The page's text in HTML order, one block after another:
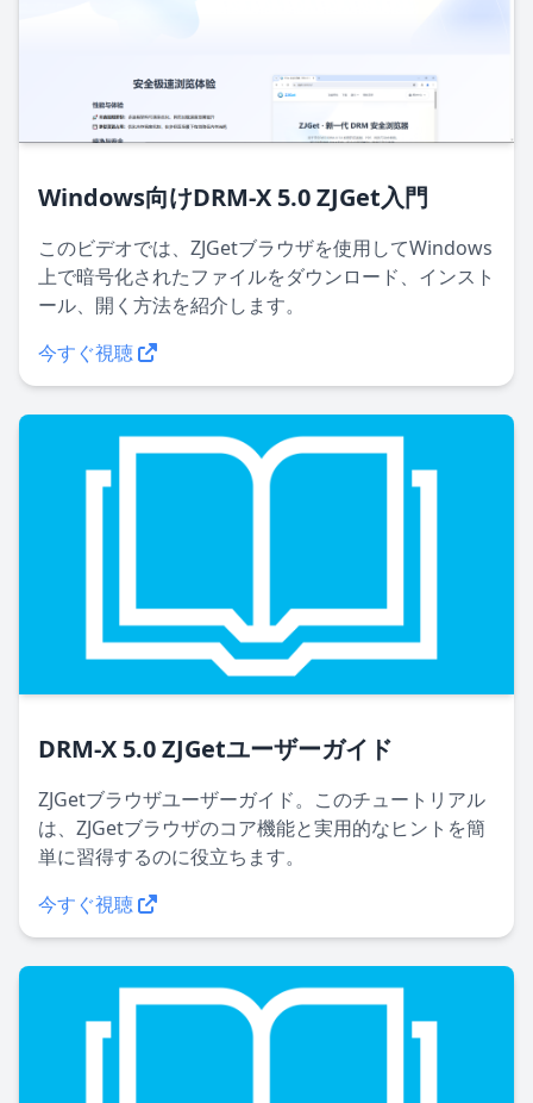
Windows向けDRM-X 5.0 ZJGet入門
このビデオでは、ZJGetブラウザを使用してWindows
上で暗号化されたファイルをダウンロード、インスト
ール、開く方法を紹介します。
今すぐ視聴
DRM-X 5.0 ZJGetユーザーガイド
ZJGetブラウザユーザーガイド。このチュートリアル
は、ZJGetブラウザのコア機能と実用的なヒントを簡
単に習得するのに役立ちます。
今すぐ視聴